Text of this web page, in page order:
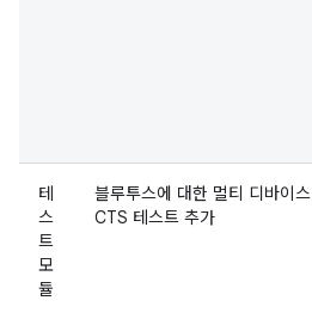
테
스
트
모
듈
블루투스에 대한 멀티 디바이스
CTS 테스트 추가